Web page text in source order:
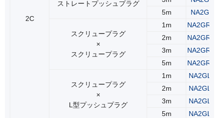
2C
ストレートプッシュプラグ
5m
スクリュープラグ
×
スクリュープラグ
1m
2m
3m
5m
スクリュープラグ
×
L型プッシュプラグ
1m
2m
3m
5m